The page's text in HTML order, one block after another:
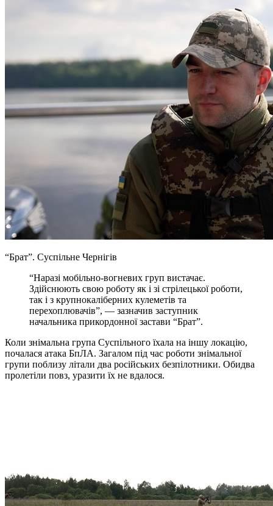
“Брат”. Суспільне Чернігів
“Наразі мобільно-вогневих груп вистачає.
Здійснюють свою роботу як і зі стрілецької роботи,
так і з крупнокаліберних кулеметів та
перехоплювачів”, — зазначив заступник
начальника прикордонної застави “Брат”.
Коли знімальна група Суспільного їхала на іншу локацію,
почалася атака БпЛА. Загалом під час роботи знімальної
групи поблизу літали два російських безпілотники. Обидва
пролетіли повз, уразити їх не вдалося.